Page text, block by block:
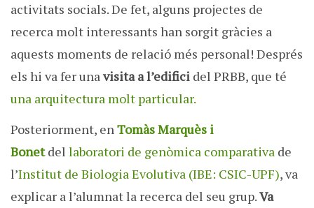
activitats socials. De fet, alguns projectes de
recerca molt interessants han sorgit gràcies a
aquests moments de relació més personal! Després
els hi va fer unavisita a l’edifici del PRBB, que té
una arquitectura molt particular.
Posteriorment, enTomàs Marquès i
Bonet del laboratori de genòmica comparativa de
l’Institut de Biologia Evolutiva (IBE: CSIC-UPF), va
explicar a l’alumnat la recerca del seu grup.Va